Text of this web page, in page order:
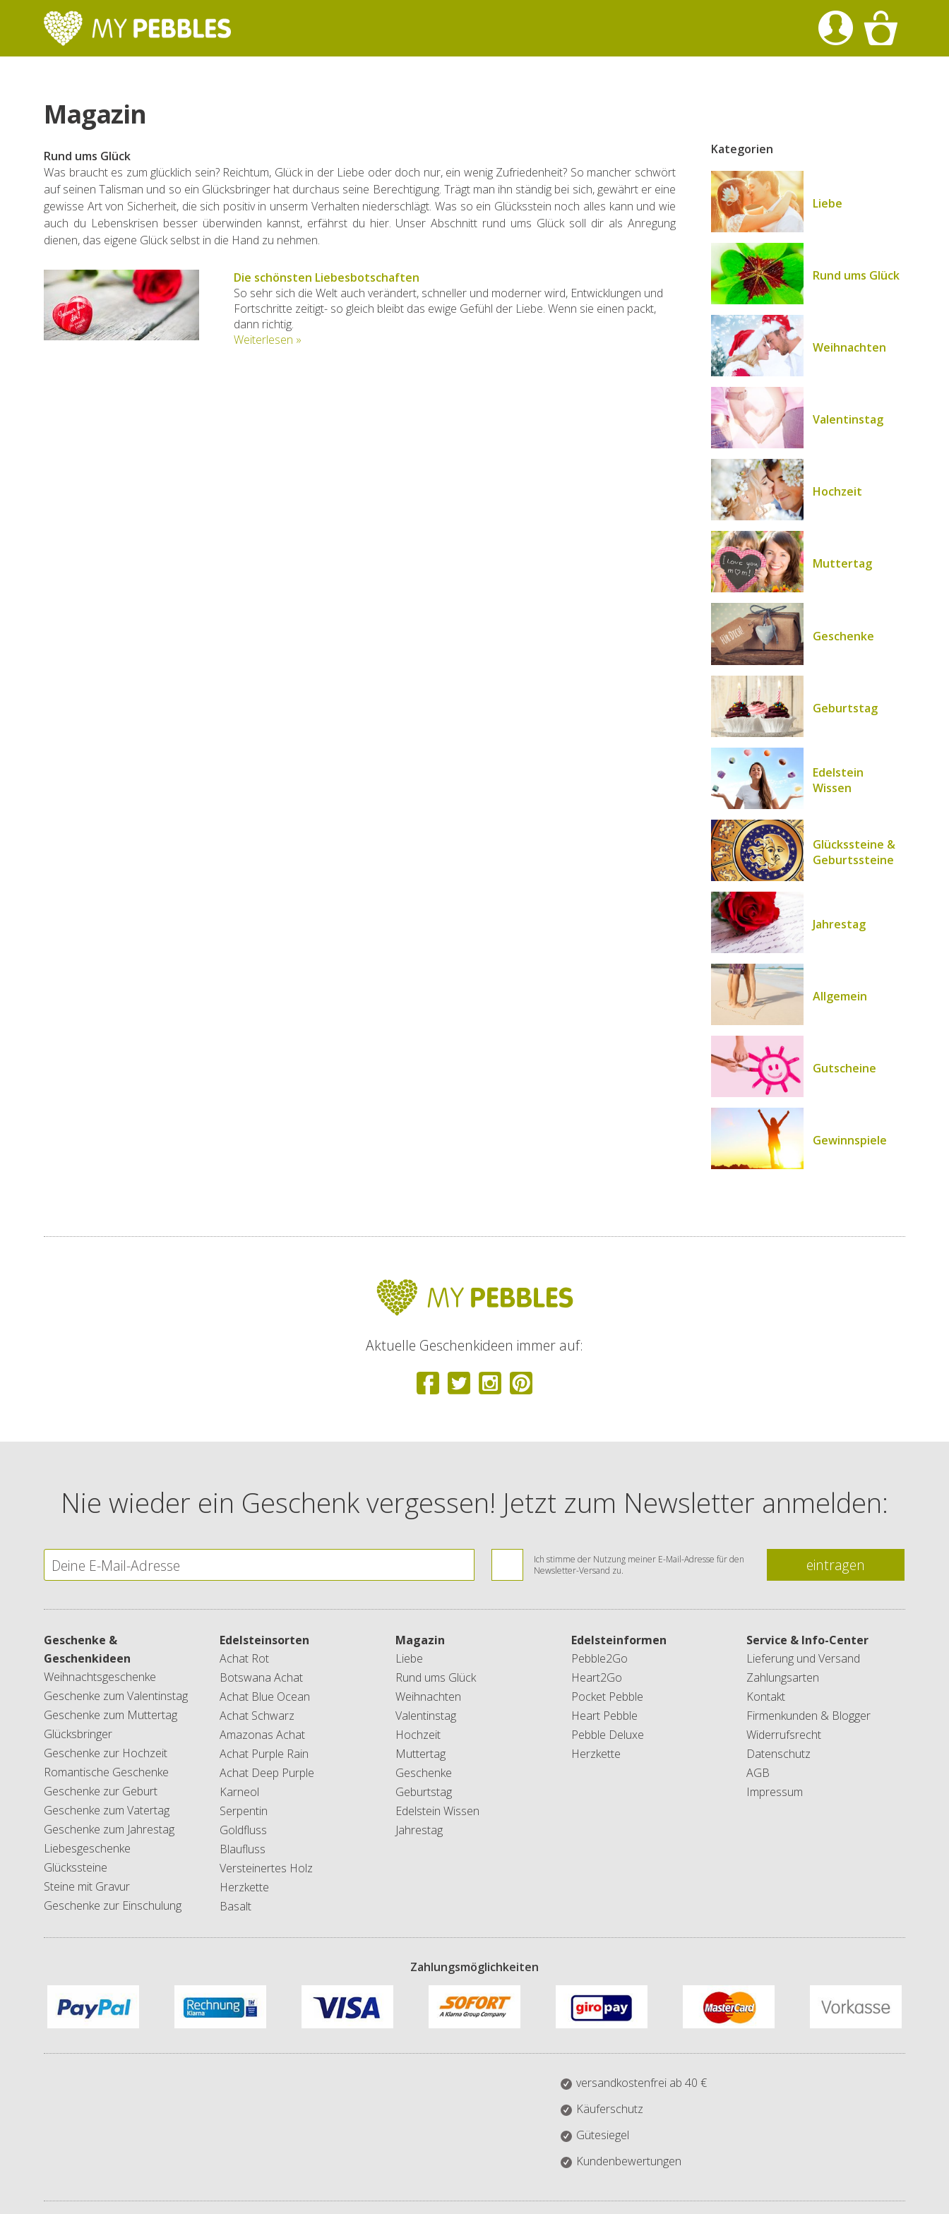
Magazin
Rund ums Glück
Was braucht es zum glücklich sein? Reichtum, Glück in der Liebe oder doch nur, ein wenig Zufriedenheit? So mancher schwört
auf seinen Talisman und so ein Glücksbringer hat durchaus seine Berechtigung. Trägt man ihn ständig bei sich, gewährt er eine
gewisse Art von Sicherheit, die sich positiv in unserm Verhalten niederschlägt. Was so ein Glücksstein noch alles kann und wie
auch du Lebenskrisen besser überwinden kannst, erfährst du hier. Unser Abschnitt rund ums Glück soll dir als Anregung
dienen, das eigene Glück selbst in die Hand zu nehmen.
Die schönsten Liebesbotschaften
So sehr sich die Welt auch verändert, schneller und moderner wird, Entwicklungen und
Fortschritte zeitigt- so gleich bleibt das ewige Gefühl der Liebe. Wenn sie einen packt,
dann richtig.
Weiterlesen »
Kategorien
Liebe
Rund ums Glück
Weihnachten
Valentinstag
Hochzeit
Muttertag
Geschenke
Geburtstag
Edelstein
Wissen
Glückssteine &
Geburtssteine
Jahrestag
Allgemein
Gutscheine
Gewinnspiele
Aktuelle Geschenkideen immer auf:
Nie wieder ein Geschenk vergessen! Jetzt zum Newsletter anmelden:
Ich stimme der Nutzung meiner E-Mail-Adresse für den
Newsletter-Versand zu.
eintragen
Geschenke &
Geschenkideen
Weihnachtsgeschenke
Geschenke zum Valentinstag
Geschenke zum Muttertag
Glücksbringer
Geschenke zur Hochzeit
Romantische Geschenke
Geschenke zur Geburt
Geschenke zum Vatertag
Geschenke zum Jahrestag
Liebesgeschenke
Glückssteine
Steine mit Gravur
Geschenke zur Einschulung
Edelsteinsorten
Achat Rot
Botswana Achat
Achat Blue Ocean
Achat Schwarz
Amazonas Achat
Achat Purple Rain
Achat Deep Purple
Karneol
Serpentin
Goldfluss
Blaufluss
Versteinertes Holz
Herzkette
Basalt
Magazin
Liebe
Rund ums Glück
Weihnachten
Valentinstag
Hochzeit
Muttertag
Geschenke
Geburtstag
Edelstein Wissen
Jahrestag
Edelsteinformen
Pebble2Go
Heart2Go
Pocket Pebble
Heart Pebble
Pebble Deluxe
Herzkette
Service & Info-Center
Lieferung und Versand
Zahlungsarten
Kontakt
Firmenkunden & Blogger
Widerrufsrecht
Datenschutz
AGB
Impressum
Zahlungsmöglichkeiten
versandkostenfrei ab 40 €
Käuferschutz
Gütesiegel
Kundenbewertungen